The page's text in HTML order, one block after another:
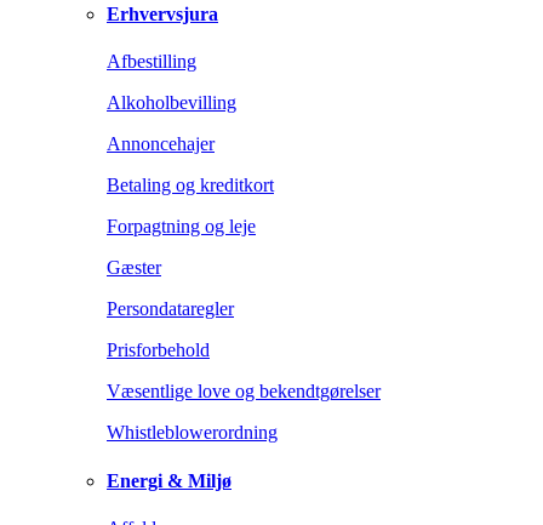
Erhvervsjura
Afbestilling
Alkoholbevilling
Annoncehajer
Betaling og kreditkort
Forpagtning og leje
Gæster
Persondataregler
Prisforbehold
Væsentlige love og bekendtgørelser
Whistleblowerordning
Energi & Miljø